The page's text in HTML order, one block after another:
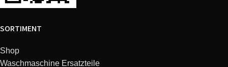
SORTIMENT
Shop
Waschmaschine Ersatzteile